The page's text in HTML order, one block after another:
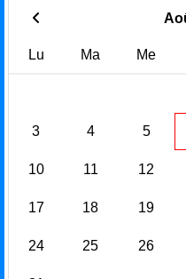
Lu Ma Me
3 4 5
10 11 12
17 18 19
24 25 26